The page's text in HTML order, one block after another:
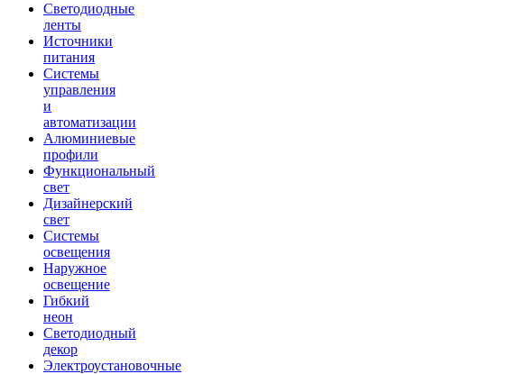
Светодиодные
ленты
Источники
питания
Системы
управления
и
автоматизации
Алюминиевые
профили
Функциональный
свет
Дизайнерский
свет
Системы
освещения
Наружное
освещение
Гибкий
неон
Светодиодный
декор
Электроустановочные